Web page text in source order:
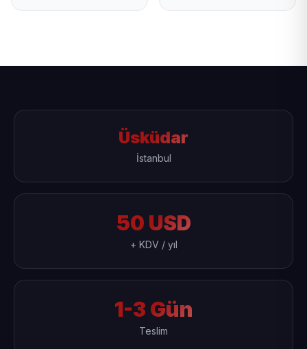
Üsküdar
İstanbul
50 USD
+ KDV / yıl
1-3 Gün
Teslim